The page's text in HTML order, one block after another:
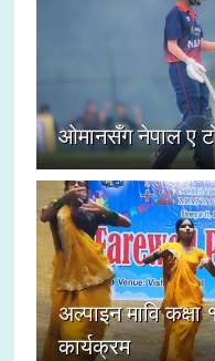
ओमानसँग नेपाल ए
अल्पाइन मावि कक्षा
कार्यक्रम